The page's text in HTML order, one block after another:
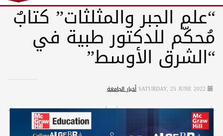
“علم الجبر والمثلثات” كتابٌ
مُحكّم للدكتور طبية في
“الشرق الأوسط”
SATURDAY, 25 JUNE 2022 أخبار الجامعة